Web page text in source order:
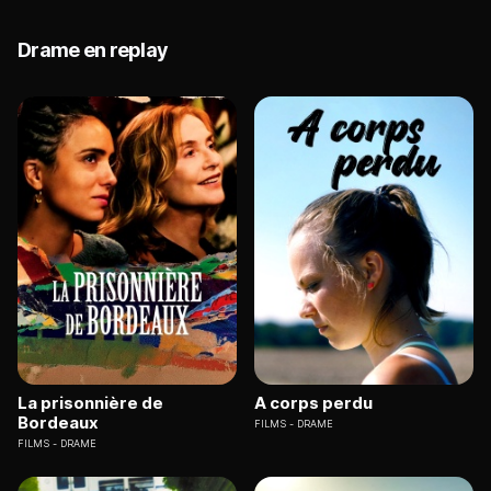
Drame en replay
La prisonnière de
Bordeaux
FILMS DRAME
A corps perdu
FILMS DRAME